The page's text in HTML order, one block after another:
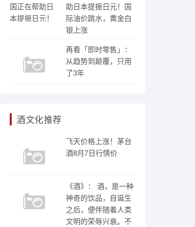
助日本提振日元！国
际油价跳水，黄金白
银上涨
再看「即时零售」：
从趋势到颠覆，只用
了3年
酒文化推荐
飞天价格上涨！茅台
酒8月7日行情价
《酒》： 酒，是一种
神奇的饮品，自诞生
之后，便伴随着人类
文明的荣辱兴衰。不